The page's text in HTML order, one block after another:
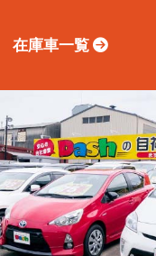
在庫車一覧